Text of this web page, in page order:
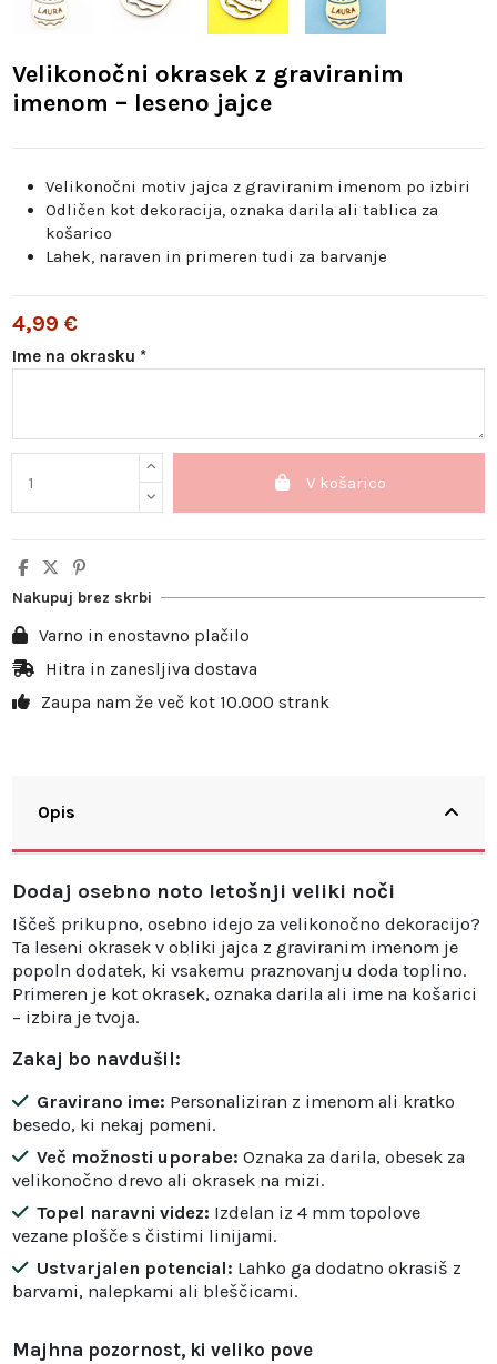
Velikonočni okrasek z graviranim
imenom – leseno jajce
Velikonočni motiv jajca z graviranim imenom po izbiri
Odličen kot dekoracija, oznaka darila ali tablica za
košarico
Lahek, naraven in primeren tudi za barvanje
4,99 €
Ime na okrasku *
V košarico
Nakupuj brez skrbi
Varno in enostavno plačilo
Hitra in zanesljiva dostava
Zaupa nam že več kot 10.000 strank
Opis
Dodaj osebno noto letošnji veliki noči
Iščeš prikupno, osebno idejo za velikonočno dekoracijo?
Ta leseni okrasek v obliki jajca z graviranim imenom je
popoln dodatek, ki vsakemu praznovanju doda toplino.
Primeren je kot okrasek, oznaka darila ali ime na košarici
– izbira je tvoja.
Zakaj bo navdušil:
Gravirano ime: Personaliziran z imenom ali kratko
besedo, ki nekaj pomeni.
Več možnosti uporabe: Oznaka za darila, obesek za
velikonočno drevo ali okrasek na mizi.
Topel naravni videz: Izdelan iz 4 mm topolove
vezane plošče s čistimi linijami.
Ustvarjalen potencial: Lahko ga dodatno okrasiš z
barvami, nalepkami ali bleščicami.
Majhna pozornost, ki veliko pove